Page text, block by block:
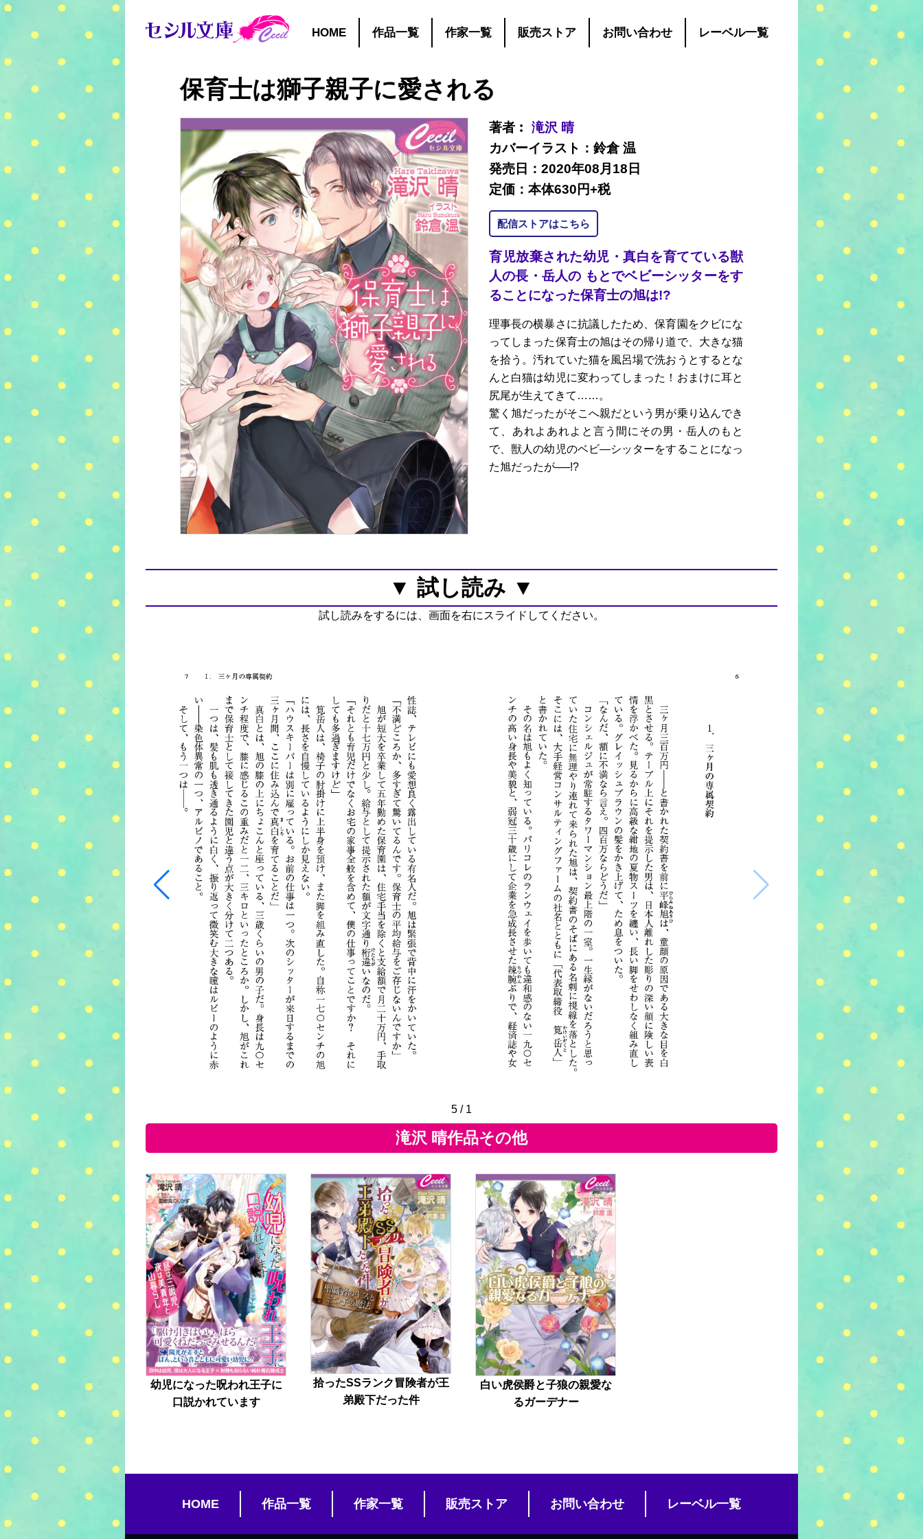
HOME 作品一覧 作家一覧 販売ストア お問い合わせ レーベル一覧
保育士は獅子親子に愛される
著者︰ 滝沢 晴
カバーイラスト：鈴倉 温
発売日：2020年08月18日
定価：本体630円+税
配信ストアはこちら
育児放棄された幼児・真白を育てている獣
人の長・岳人の もとでベビーシッターをす
ることになった保育士の旭は!?
理事長の横暴さに抗議したため、保育園をクビにな
ってしまった保育士の旭はその帰り道で、大きな猫
を拾う。汚れていた猫を風呂場で洗おうとするとな
んと白猫は幼児に変わってしまった！おまけに耳と
尻尾が生えてきて……。
驚く旭だったがそこへ親だという男が乗り込んでき
て、あれよあれよと言う間にその男・岳人のもと
で、獣人の幼児のベビ―シッターをすることになっ
た旭だったが──!?
▼ 試し読み ▼
試し読みをするには、画面を右にスライドしてください。
1
/
5
滝沢 晴作品その他
幼児になった呪われ王子に
口説かれています
拾ったSSランク冒険者が王
弟殿下だった件
白い虎侯爵と子狼の親愛な
るガーデナー
HOME 作品一覧 作家一覧 販売ストア お問い合わせ レーベル一覧